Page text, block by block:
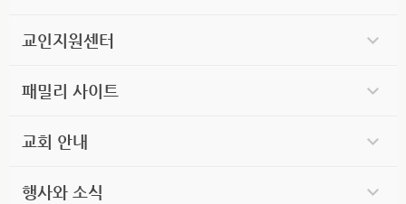
교인지원센터
패밀리 사이트
교회 안내
행사와 소식